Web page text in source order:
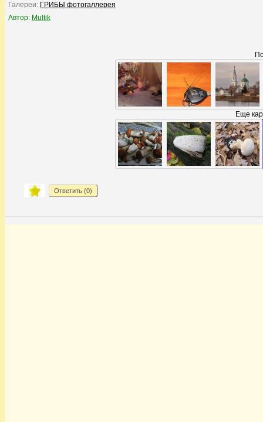
Галереи: ГРИБЫ фотогаллерея
Автор: Multik
Еще
Ответить (0)